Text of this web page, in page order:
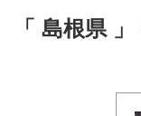
「 島根県